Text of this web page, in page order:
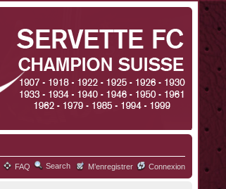
FAQ Search M’enregistrer Connexion